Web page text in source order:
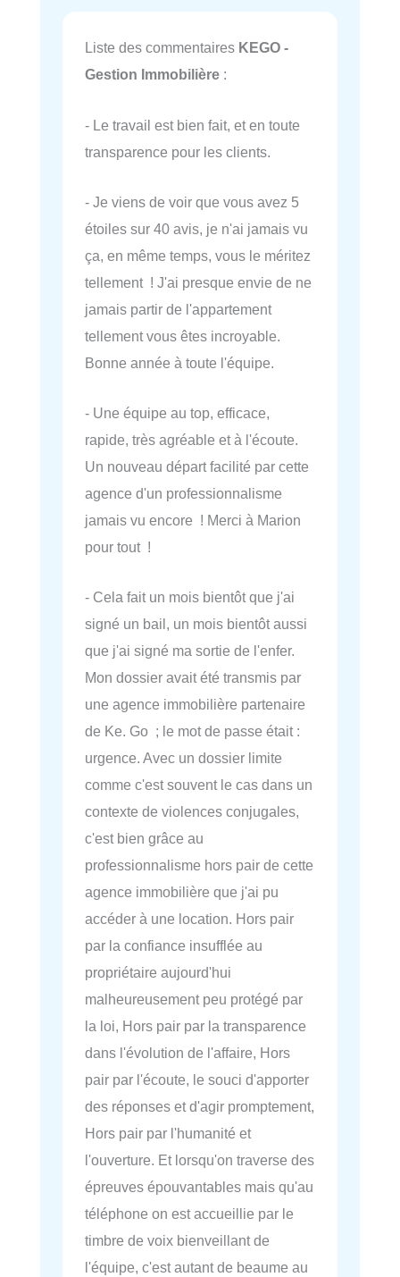
Liste des commentaires KEGO -
Gestion Immobilière :
- Le travail est bien fait, et en toute
transparence pour les clients.
- Je viens de voir que vous avez 5
étoiles sur 40 avis, je n'ai jamais vu
ça, en même temps, vous le méritez
tellement ! J'ai presque envie de ne
jamais partir de l'appartement
tellement vous êtes incroyable.
Bonne année à toute l'équipe.
- Une équipe au top, efficace,
rapide, très agréable et à l'écoute.
Un nouveau départ facilité par cette
agence d'un professionnalisme
jamais vu encore ! Merci à Marion
pour tout !
- Cela fait un mois bientôt que j'ai
signé un bail, un mois bientôt aussi
que j'ai signé ma sortie de l'enfer.
Mon dossier avait été transmis par
une agence immobilière partenaire
de Ke. Go ; le mot de passe était :
urgence. Avec un dossier limite
comme c'est souvent le cas dans un
contexte de violences conjugales,
c'est bien grâce au
professionnalisme hors pair de cette
agence immobilière que j'ai pu
accéder à une location. Hors pair
par la confiance insufflée au
propriétaire aujourd'hui
malheureusement peu protégé par
la loi, Hors pair par la transparence
dans l'évolution de l'affaire, Hors
pair par l'écoute, le souci d'apporter
des réponses et d'agir promptement,
Hors pair par l'humanité et
l'ouverture. Et lorsqu'on traverse des
épreuves épouvantables mais qu'au
téléphone on est accueillie par le
timbre de voix bienveillant de
l'équipe, c'est autant de beaume au